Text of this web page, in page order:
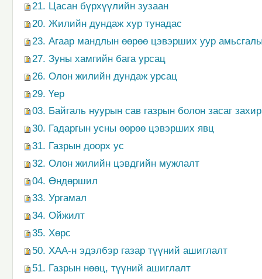
21. Цасан бүрхүүлийн зузаан
20. Жилийн дундаж хур тунадас
23. Агаар мандлын өөрөө цэвэрших уур
27. Зуны хамгийн бага урсац
26. Олон жилийн дундаж урсац
29. Үер
03. Байгаль нуурын сав газрын болон засаг
30. Гадаргын усны өөрөө цэвэрших явц
31. Газрын доорх ус
32. Олон жилийн цэвдгийн мужлалт
04. Өндөршил
33. Ургамал
34. Ойжилт
35. Хөрс
50. ХАА-н эдэлбэр газар түүний ашиглалт
51. Газрын нөөц, түүний ашиглалт